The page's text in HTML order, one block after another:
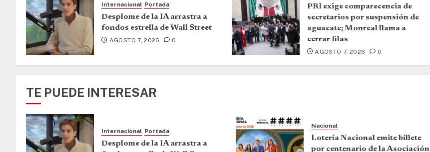
Internacional Portada
Desplome de la IA arrastra a
fondos estrella de Wall Street
AGOSTO 7, 2026 0
PRI exige comparecencia de
secretarios por suspensión de
aguacate; Monreal llama a
cerrar filas
AGOSTO 7, 2026 0
TE PUEDE INTERESAR
Internacional Portada
Desplome de la IA arrastra a
Nacional
Lotería Nacional emite billete
por centenario de la Asociación